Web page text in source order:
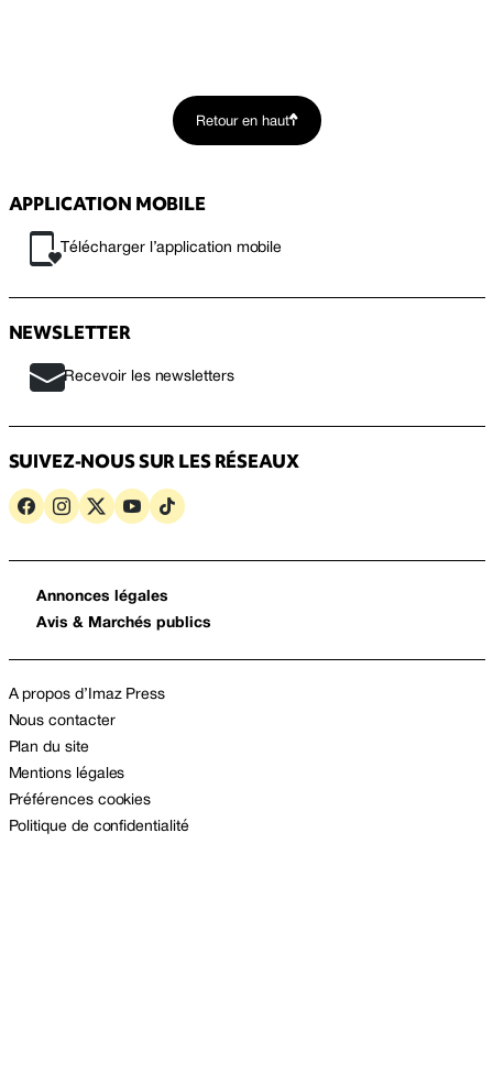
Retour en haut
APPLICATION MOBILE
Télécharger l’application mobile
NEWSLETTER
Recevoir les newsletters
SUIVEZ-NOUS SUR LES RÉSEAUX
Annonces légales
Avis & Marchés publics
A propos d’Imaz Press
Nous contacter
Plan du site
Mentions légales
Préférences cookies
Politique de confidentialité